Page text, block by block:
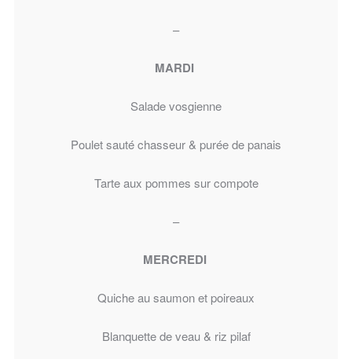
–
MARDI
Salade vosgienne
Poulet sauté chasseur & purée de panais
Tarte aux pommes sur compote
–
MERCREDI
Quiche au saumon et poireaux
Blanquette de veau & riz pilaf